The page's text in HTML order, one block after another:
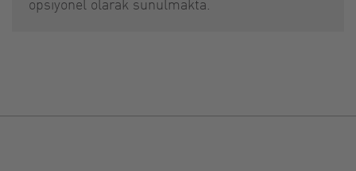
opsiyonel olarak sunulmakta.